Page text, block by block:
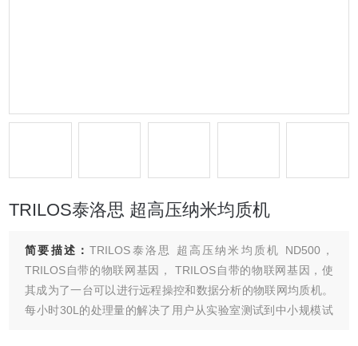
TRILOS泰洛思 超高压纳米均质机
简要描述：TRILOS泰洛思 超高压纳米均质机 ND500，
TRILOS自带的物联网基因， TRILOS自带的物联网基因，使
其成为了一台可以进行远程操控和数据分析的物联网均质机。
每小时30L的处理量的解决了用户从实验室测试到中小规模试